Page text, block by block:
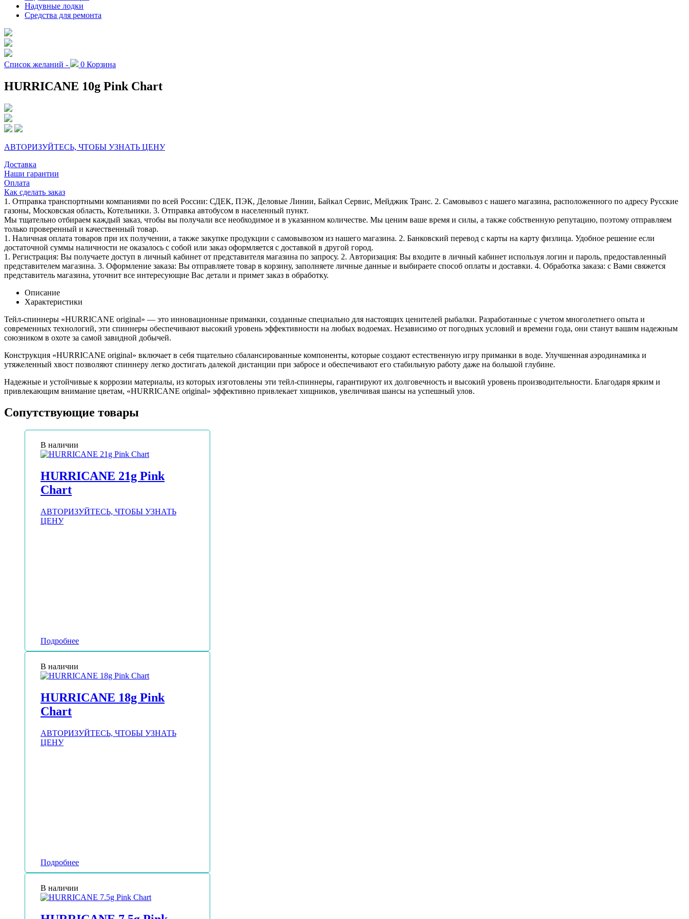
Надувные лодки
Средства для ремонта
Список желаний - 0 Корзина
HURRICANE 10g Pink Chart
АВТОРИЗУЙТЕСЬ, ЧТОБЫ УЗНАТЬ ЦЕНУ
Доставка
Наши гарантии
Оплата
Как сделать заказ
1. Отправка транспортными компаниями по всей России: СДЕК, ПЭК, Деловые Линии, Байкал Сервис, Мейджик Транс. 2. Самовывоз с нашего магазина, расположенного по адресу Русские
газоны, Московская область, Котельники. 3. Отправка автобусом в населенный пункт.
Мы тщательно отбираем каждый заказ, чтобы вы получали все необходимое и в указанном количестве. Мы ценим ваше время и силы, а также собственную репутацию, поэтому отправляем
только проверенный и качественный товар.
1. Наличная оплата товаров при их получении, а также закупке продукции с самовывозом из нашего магазина. 2. Банковский перевод с карты на карту физлица. Удобное решение если
достаточной суммы наличности не оказалось с собой или заказ оформляется с доставкой в другой город.
1. Регистрация: Вы получаете доступ в личный кабинет от представителя магазина по запросу. 2. Авторизация: Вы входите в личный кабинет используя логин и пароль, предоставленный
представителем магазина. 3. Оформление заказа: Вы отправляете товар в корзину, заполняете личные данные и выбираете способ оплаты и доставки. 4. Обработка заказа: с Вами свяжется
представитель магазина, уточнит все интересующие Вас детали и примет заказ в обработку.
Описание
Характеристики
Тейл-спиннеры «HURRICANE original» — это инновационные приманки, созданные специально для настоящих ценителей рыбалки. Разработанные с учетом многолетнего опыта и
современных технологий, эти спиннеры обеспечивают высокий уровень эффективности на любых водоемах. Независимо от погодных условий и времени года, они станут вашим надежным
союзником в охоте за самой завидной добычей.
Конструкция «HURRICANE original» включает в себя тщательно сбалансированные компоненты, которые создают естественную игру приманки в воде. Улучшенная аэродинамика и
утяжеленный хвост позволяют спиннеру легко достигать далекой дистанции при забросе и обеспечивают его стабильную работу даже на большой глубине.
Надежные и устойчивые к коррозии материалы, из которых изготовлены эти тейл-спиннеры, гарантируют их долговечность и высокий уровень производительности. Благодаря ярким и
привлекающим внимание цветам, «HURRICANE original» эффективно привлекает хищников, увеличивая шансы на успешный улов.
Сопутствующие товары
В наличии
HURRICANE 21g Pink
Chart
АВТОРИЗУЙТЕСЬ, ЧТОБЫ УЗНАТЬ
ЦЕНУ
Подробнее
В наличии
HURRICANE 18g Pink
Chart
АВТОРИЗУЙТЕСЬ, ЧТОБЫ УЗНАТЬ
ЦЕНУ
Подробнее
В наличии